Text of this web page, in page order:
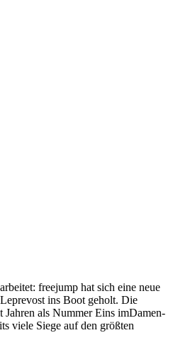
freejump hat sich eine neue
ins Boot geholt. Die
Jahren als Nummer Eins imDamen-
viele Siege auf den größten